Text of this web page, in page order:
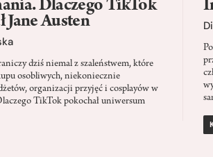
Dlaczego TikTok
Jane Austen
dziś niemal z szaleństwem, które
osobliwych, niekoniecznie
organizacji przyjęć i cosplayów w
TikTok pokochał uniwersum